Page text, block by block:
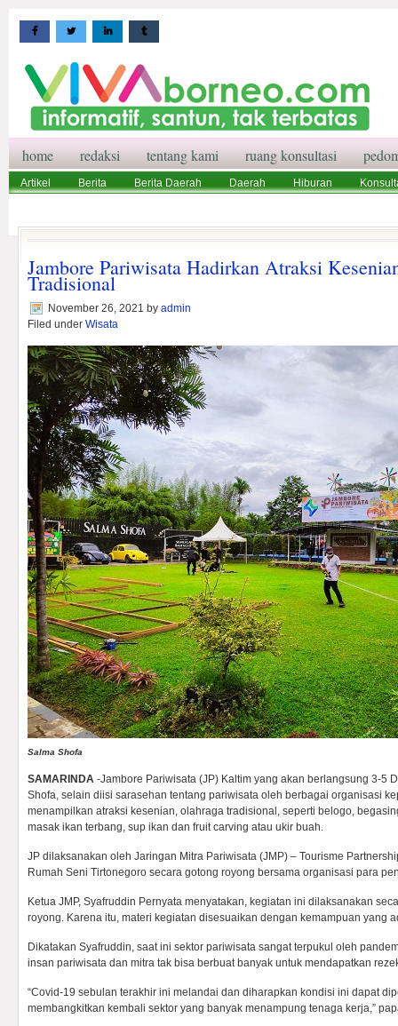
home redaksi tentang kami ruang konsultasi
Artikel Berita Berita Daerah Daerah Hiburan
Jambore Pariwisata Hadirkan Atraksi
Tradisional
November 26, 2021 by admin
Filed under Wisata
Salma Shofa
SAMARINDA -Jambore Pariwisata (JP) Kaltim yang akan berlangsung 3-5
Shofa, selain diisi sarasehan tentang pariwisata oleh berbagai organisasi
menampilkan atraksi kesenian, olahraga tradisional, seperti belogo,
masak ikan terbang, sup ikan dan fruit carving atau ukir buah.
JP dilaksanakan oleh Jaringan Mitra Pariwisata (JMP) – Tourisme
Rumah Seni Tirtonegoro secara gotong royong bersama organisasi para
Ketua JMP, Syafruddin Pernyata menyatakan, kegiatan ini dilaksanakan
royong. Karena itu, materi kegiatan disesuaikan dengan kemampuan yang
Dikatakan Syafruddin, saat ini sektor pariwisata sangat terpukul oleh
insan pariwisata dan mitra tak bisa berbuat banyak untuk mendapatkan
“Covid-19 sebulan terakhir ini melandai dan diharapkan kondisi ini dapat
membangkitkan kembali sektor yang banyak menampung tenaga kerja,”